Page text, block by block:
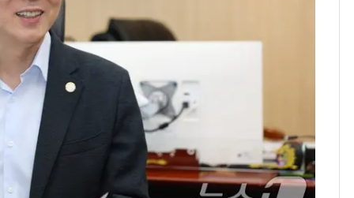
6
13호 태풍 '돌핀' 日오
7
[단독]중수청 가는 검찰
수사관 경력 합산 추
진…법무사·집행관 '혜
택' 유지
8
"캐리비안 베이 여자 탈